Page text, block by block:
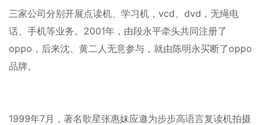
三家公司分别开展点读机、学习机，vcd、dvd，无绳电
话、手机等业务。2001年，由段永平牵头共同注册了
oppo，后来沈、黄二人无意参与，就由陈明永买断了oppo
品牌。
1999年7月，著名歌星张惠妹应邀为步步高语言复读机拍摄